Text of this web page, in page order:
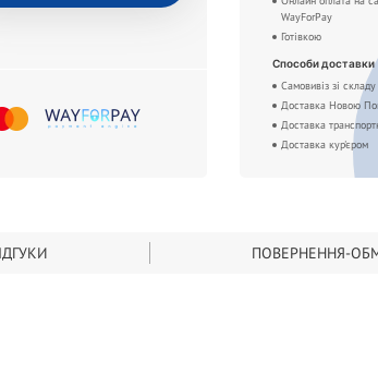
WayForPay
Готівкою
Способи доставки
Самовивіз зі
Доставка Новою
Доставка
Доставка кур'єром
ПОВЕРНЕННЯ-